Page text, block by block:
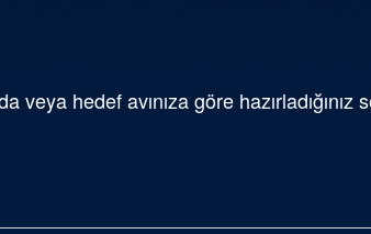
hedef avınıza göre hazırladığınız